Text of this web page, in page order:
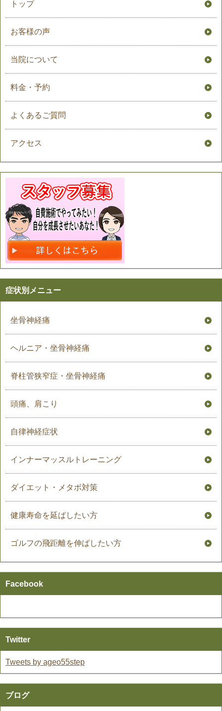
トップ
お客様の声
当院について
料金・予約
よくあるご質問
アクセス
症状別メニュー
坐骨神経痛
ヘルニア・坐骨神経痛
脊柱管狭窄症・坐骨神経痛
頭痛、肩こり
自律神経症状
インナーマッスルトレーニング
ダイエット・メタボ対策
健康寿命を延ばしたい方
ゴルフの飛距離を伸ばしたい方
Facebook
Twitter
Tweets by ageo55step
ブログ